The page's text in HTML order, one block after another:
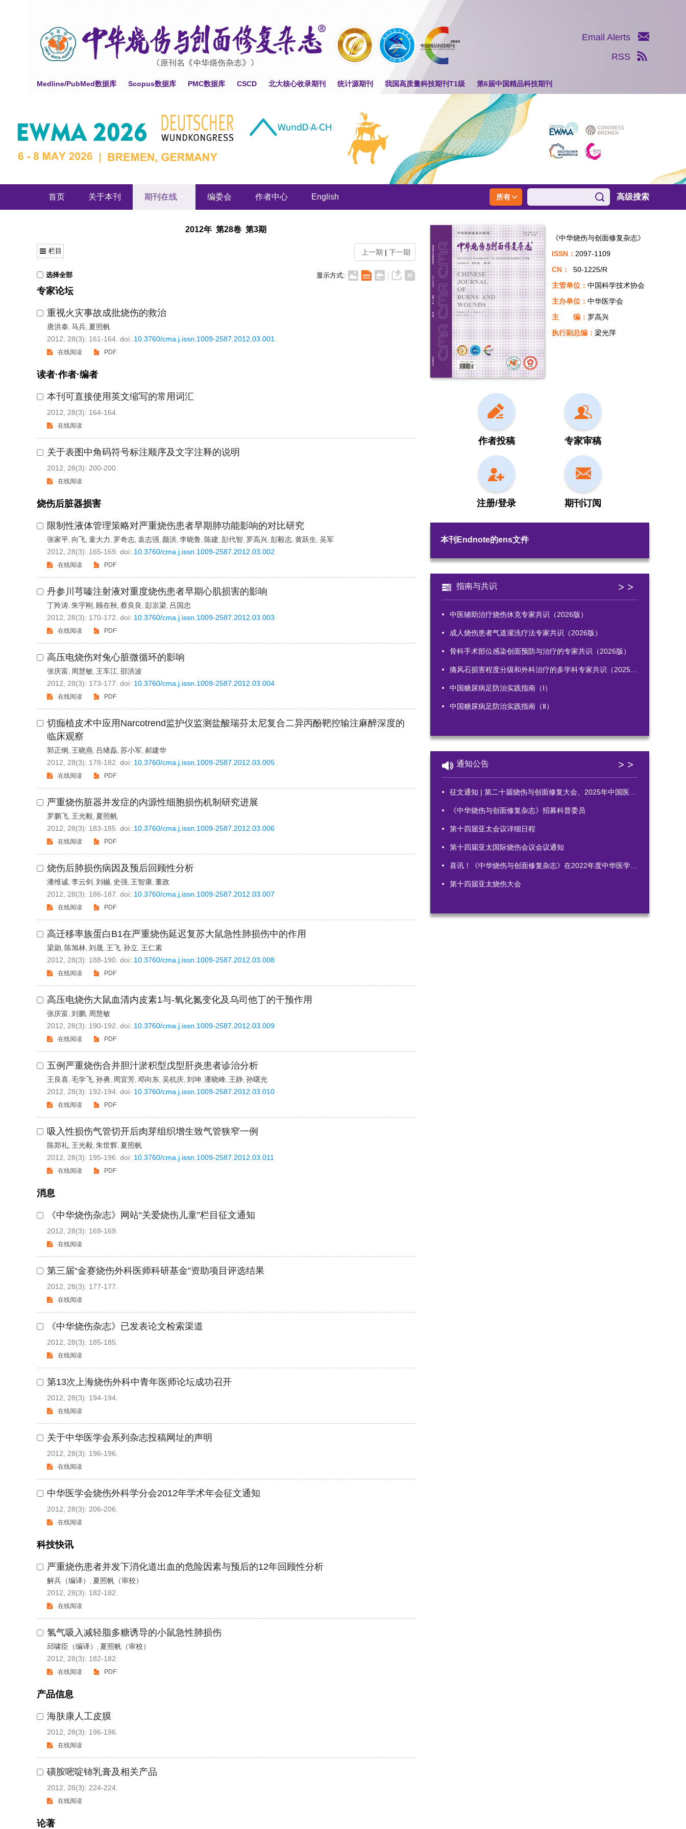
Medline/PubMed数据库 Scopus数据库 PMC数据库 CSCD 北大核心收录期刊 统计源期刊 我国高质量科技期刊T1级 第6届中国精品科技期刊
Email Alerts
RSS
首页 关于本刊 期刊在线 编委会 作者中心 English 高级搜索
2012年 第28卷 第3期
栏目 上一期 | 下一期
选择全部 显示方式:
专家论坛
重视火灾事故成批烧伤的救治
唐洪泰, 马兵, 夏照帆
2012, 28(3): 161-164. doi: 10.3760/cma.j.issn.1009-2587.2012.03.001
在线阅读 PDF
读者·作者·编者
本刊可直接使用英文缩写的常用词汇
2012, 28(3): 164-164.
在线阅读
关于表图中角码符号标注顺序及文字注释的说明
2012, 28(3): 200-200.
在线阅读
烧伤后脏器损害
限制性液体管理策略对严重烧伤患者早期肺功能影响的对比研究
张家平, 向飞, 童大力 , 罗奇志, 袁志强, 颜洪, 李晓鲁, 陈建, 彭代智, 罗高兴, 彭毅志, 黄跃生, 吴军
2012, 28(3): 165-169. doi: 10.3760/cma.j.issn.1009-2587.2012.03.002
在线阅读 PDF
丹参川芎嗪注射液对重度烧伤患者早期心肌损害的影响
丁羚涛, 朱宇刚 , 顾在秋, 蔡良良 , 彭京梁, 吕国忠
2012, 28(3): 170-172. doi: 10.3760/cma.j.issn.1009-2587.2012.03.003
在线阅读 PDF
高压电烧伤对兔心脏微循环的影响
张庆富, 周慧敏, 王车江, 邵洪波
2012, 28(3): 173-177. doi: 10.3760/cma.j.issn.1009-2587.2012.03.004
在线阅读 PDF
切痂植皮术中应用Narcotrend监护仪监测盐酸瑞芬太尼复合二异丙酚靶控输注麻醉深度的
临床观察
郭正纲, 王晓燕, 吕绪磊, 苏小军, 郝建华
2012, 28(3): 178-182. doi: 10.3760/cma.j.issn.1009-2587.2012.03.005
在线阅读 PDF
严重烧伤脏器并发症的内源性细胞损伤机制研究进展
罗鹏飞, 王光毅, 夏照帆
2012, 28(3): 183-185. doi: 10.3760/cma.j.issn.1009-2587.2012.03.006
在线阅读 PDF
烧伤后肺损伤病因及预后回顾性分析
潘维诚, 李云剑 , 刘樾, 史强, 王智康, 董政
2012, 28(3): 186-187. doi: 10.3760/cma.j.issn.1009-2587.2012.03.007
在线阅读 PDF
高迁移率族蛋白B1在严重烧伤延迟复苏大鼠急性肺损伤中的作用
梁勋, 陈旭林, 刘晟, 王飞, 孙立, 王仁素
2012, 28(3): 188-190. doi: 10.3760/cma.j.issn.1009-2587.2012.03.008
在线阅读 PDF
高压电烧伤大鼠血清内皮素1与-氧化氮变化及乌司他丁的干预作用
张庆富, 刘鹏, 周慧敏
2012, 28(3): 190-192. doi: 10.3760/cma.j.issn.1009-2587.2012.03.009
在线阅读 PDF
五例严重烧伤合并胆汁淤积型戊型肝炎患者诊治分析
王良喜, 毛学飞, 孙勇, 周宜芳, 邓向东, 吴杭庆, 刘坤, 潘晓峰, 王静, 孙曙光
2012, 28(3): 192-194. doi: 10.3760/cma.j.issn.1009-2587.2012.03.010
在线阅读 PDF
吸入性损伤气管切开后肉芽组织增生致气管狭窄一例
陈郑礼, 王光毅, 朱世辉, 夏照帆
2012, 28(3): 195-196. doi: 10.3760/cma.j.issn.1009-2587.2012.03.011
在线阅读 PDF
消息
《中华烧伤杂志》网站“关爱烧伤儿童”栏目征文通知
2012, 28(3): 169-169.
在线阅读
第三届“金赛烧伤外科医师科研基金”资助项目评选结果
2012, 28(3): 177-177.
在线阅读
《中华烧伤杂志》已发表论文检索渠道
2012, 28(3): 185-185.
在线阅读
第13次上海烧伤外科中青年医师论坛成功召开
2012, 28(3): 194-194.
在线阅读
关于中华医学会系列杂志投稿网址的声明
2012, 28(3): 196-196.
在线阅读
中华医学会烧伤外科学分会2012年学术年会征文通知
2012, 28(3): 206-206.
在线阅读
科技快讯
严重烧伤患者并发下消化道出血的危险因素与预后的12年回顾性分析
解兵（编译） , 夏照帆（审校）
2012, 28(3): 182-182.
在线阅读
氢气吸入减轻脂多糖诱导的小鼠急性肺损伤
邱啸臣（编译） , 夏照帆（审校）
2012, 28(3): 182-182.
在线阅读 PDF
产品信息
海肤康人工皮膜
2012, 28(3): 196-196.
在线阅读
磺胺嘧啶铈乳膏及相关产品
2012, 28(3): 224-224.
在线阅读
论著
《中华烧伤与创面修复杂志》
ISSN： 2097-1109
CN：
50-1225/R
主管单位： 中国科学技术协会
主办单位： 中华医学会
主 编： 罗高兴
执行副总编： 梁光萍
作者投稿 专家审稿
注册/登录 期刊订阅
本刊Endnote的ens文件
指南与共识 > >
中医辅助治疗烧伤休克专家共识（2026版）
成人烧伤患者气道灌洗疗法专家共识（2026版）
骨科手术部位感染创面预防与治疗的专家共识（2026版）
痛风石损害程度分级和外科治疗的多学科专家共识（2025版）
中国糖尿病足防治实践指南（Ⅰ）
中国糖尿病足防治实践指南（Ⅱ）
通知公告 > >
征文通知 | 第二十届烧伤与创面修复大会、2025年中国医疗保健国际交流促进会烧伤医学分会年会暨科研写作培训班
《中华烧伤与创面修复杂志》招募科普委员
第十四届亚太会议详细日程
第十四届亚太国际烧伤会议会议通知
喜讯！《中华烧伤与创面修复杂志》在2022年度中华医学会系列杂志审读中获佳绩
第十四届亚太烧伤大会